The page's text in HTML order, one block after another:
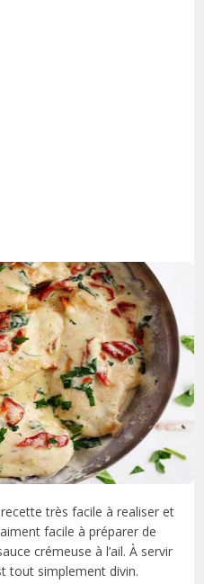
très facile à realiser et
facile à préparer de
crémeuse à l’ail. À servir
tout simplement divin.